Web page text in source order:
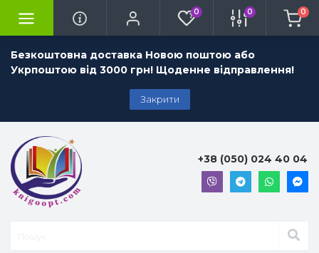
Безкоштовна доставка Новою поштою або
Укрпоштою від 3000 грн! Щоденне відправлення!
Закрити
0 0 0
+38 (050) 024 40 04